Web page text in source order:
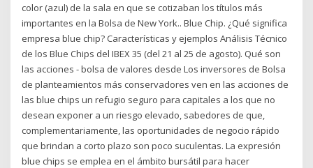
color (azul) de la sala en que se cotizaban los títulos más
importantes en la Bolsa de New York.. Blue Chip. ¿Qué significa
empresa blue chip? Características y ejemplos Análisis Técnico
de los Blue Chips del IBEX 35 (del 21 al 25 de agosto). Qué son
las acciones - bolsa de valores desde Los inversores de Bolsa
de planteamientos más conservadores ven en las acciones de
las blue chips un refugio seguro para capitales a los que no
desean exponer a un riesgo elevado, sabedores de que,
complementariamente, las oportunidades de negocio rápido
que brindan a corto plazo son poco suculentas. La expresión
blue chips se emplea en el ámbito bursátil para hacer